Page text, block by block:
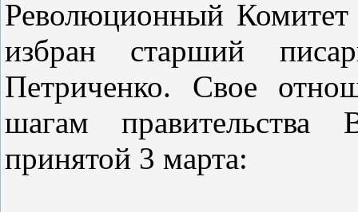
Революционный
избран старший
Петриченко. Свое
шагам
принятой 3 марта: